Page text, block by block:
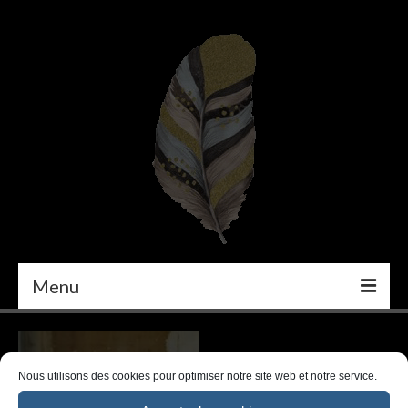
Nous utilisons des cookies pour optimiser notre site web et notre service.
Menu
PEINTURE
DÉCORATION INTÉRIEURE